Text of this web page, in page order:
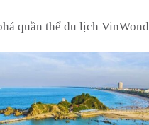
quần thể du lịch